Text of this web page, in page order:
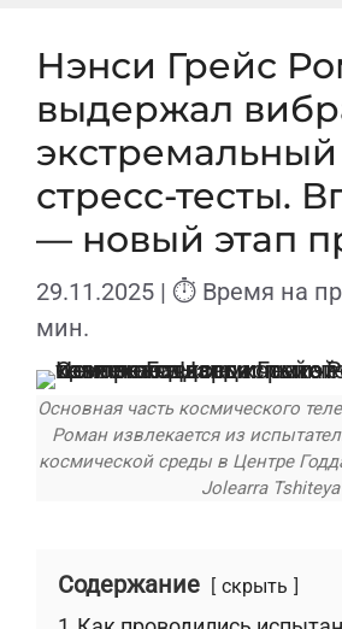
Нэнси Грейс
выдержал
стресс-тесты.
— новый этап
29.11.2025 | ⏱ Время на
мин.
Основная часть космического
Роман извлекается из
космической среды в Центре
Jolearra Tshiteya
Содержание скрыть